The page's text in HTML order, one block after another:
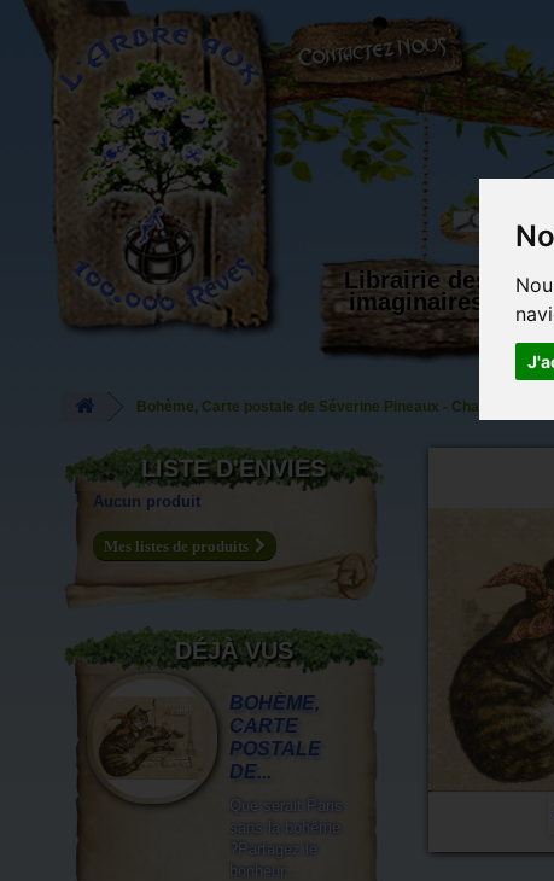
L'Arbre aux 100.000 Rêves
Librairie des
imaginaires
Bohème, Carte postale de Séverine Pineaux - Chats de Paris
LISTE D'ENVIES
Aucun produit
Mes listes de produits
DÉJÀ VUS
BOHÈME,
CARTE
POSTALE
DE...
Que serait Paris
sans la bohême
?Partagez le
bonheur...